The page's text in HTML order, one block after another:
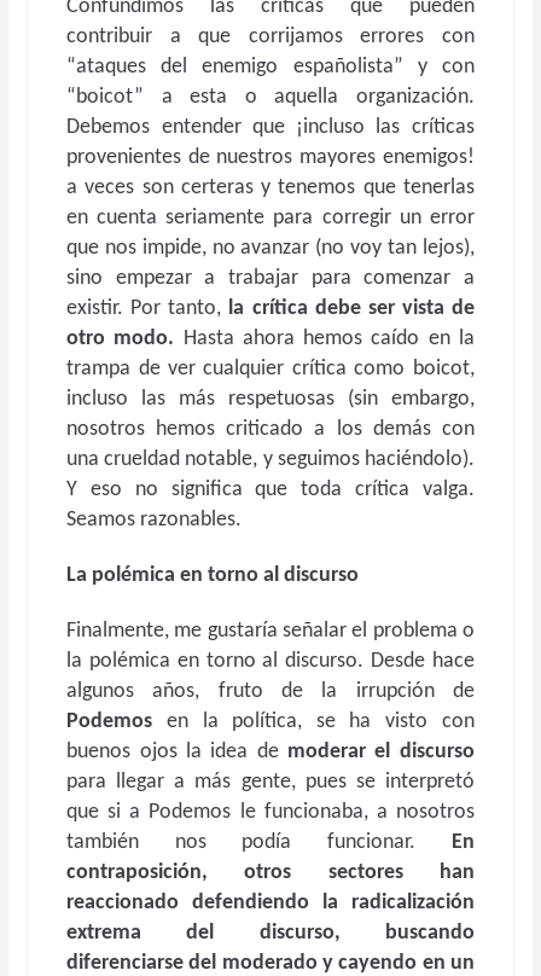
Confundimos las críticas que pueden
contribuir a que corrijamos errores con
“ataques del enemigo españolista” y con
“boicot” a esta o aquella organización.
Debemos entender que ¡incluso las críticas
provenientes de nuestros mayores enemigos!
a veces son certeras y tenemos que tenerlas
en cuenta seriamente para corregir un error
que nos impide, no avanzar (no voy tan lejos),
sino empezar a trabajar para comenzar a
existir. Por tanto, la crítica debe ser vista de
otro modo. Hasta ahora hemos caído en la
trampa de ver cualquier crítica como boicot,
incluso las más respetuosas (sin embargo,
nosotros hemos criticado a los demás con
una crueldad notable, y seguimos haciéndolo).
Y eso no significa que toda crítica valga.
Seamos razonables.
La polémica en torno al discurso
Finalmente, me gustaría señalar el problema o
la polémica en torno al discurso. Desde hace
algunos años, fruto de la irrupción de
Podemos en la política, se ha visto con
buenos ojos la idea de moderar el discurso
para llegar a más gente, pues se interpretó
que si a Podemos le funcionaba, a nosotros
también nos podía funcionar. En
contraposición, otros sectores han
reaccionado defendiendo la radicalización
extrema del discurso, buscando
diferenciarse del moderado y cayendo en un